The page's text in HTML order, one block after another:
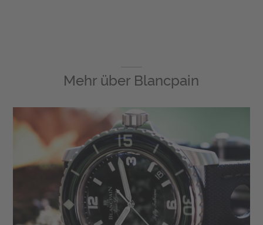
Mehr über Blancpain